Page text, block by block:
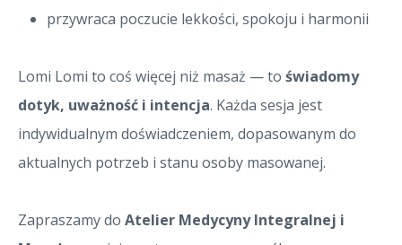
przywraca poczucie lekkości, spokoju i harmonii
Lomi Lomi to coś więcej niż masaż — to świadomy
dotyk, uważność i intencja. Każda sesja jest
indywidualnym doświadczeniem, dopasowanym do
aktualnych potrzeb i stanu osoby masowanej.
Zapraszamy do Atelier Medycyny Integralnej i